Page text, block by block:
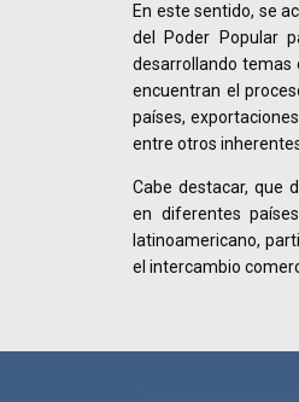
En este sentido, se
del Poder Popular
desarrollando temas
encuentran el
países,
entre otros
Cabe destacar, que
en diferentes
latinoamericano,
el intercambio